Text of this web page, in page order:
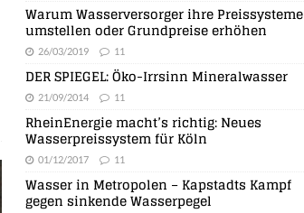
Warum Wasserversorger ihre Preissysteme
umstellen oder Grundpreise erhöhen
26/03/2019 11
DER SPIEGEL: Öko-Irrsinn Mineralwasser
21/09/2014 11
RheinEnergie macht’s richtig: Neues
Wasserpreissystem für Köln
01/12/2017 11
Wasser in Metropolen – Kapstadts Kampf
gegen sinkende Wasserpegel